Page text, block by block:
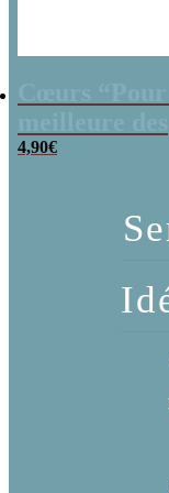
mamans” au
rouge et
4,90€